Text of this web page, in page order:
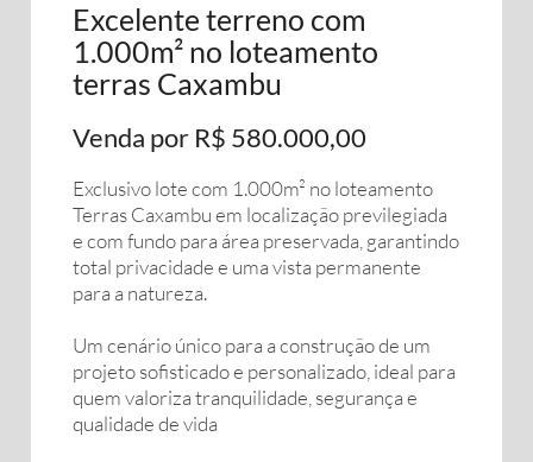
Excelente terreno com
1.000m² no loteamento
terras Caxambu
Venda por R$ 580.000,00
Exclusivo lote com 1.000m² no loteamento
Terras Caxambu em localização previlegiada
e com fundo para área preservada, garantindo
total privacidade e uma vista permanente
para a natureza.
Um cenário único para a construção de um
projeto sofisticado e personalizado, ideal para
quem valoriza tranquilidade, segurança e
qualidade de vida